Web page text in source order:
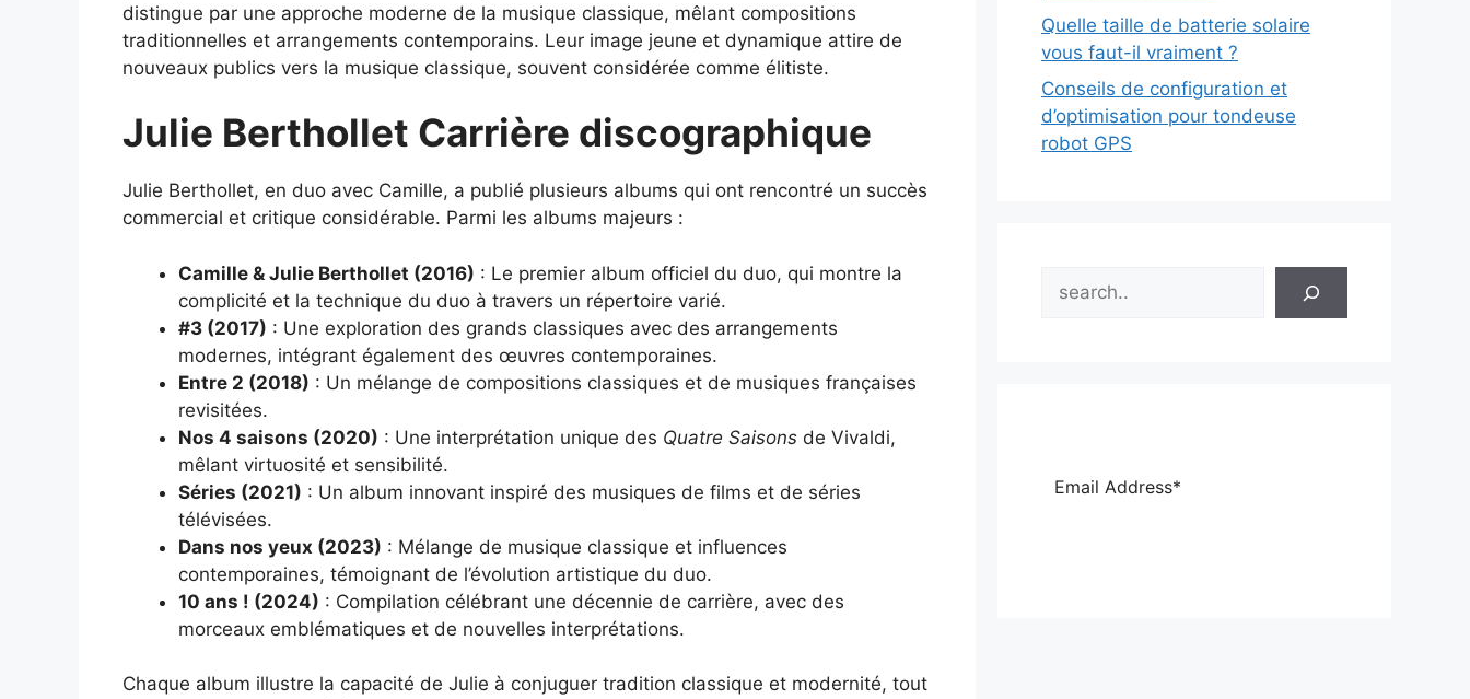
distingue par une approche moderne de la musique classique, mêlant compositions
traditionnelles et arrangements contemporains. Leur image jeune et dynamique attire de
nouveaux publics vers la musique classique, souvent considérée comme élitiste.
Julie Berthollet Carrière discographique
Julie Berthollet, en duo avec Camille, a publié plusieurs albums qui ont rencontré un succès
commercial et critique considérable. Parmi les albums majeurs :
Camille & Julie Berthollet (2016) : Le premier album officiel du duo, qui montre la
complicité et la technique du duo à travers un répertoire varié.
#3 (2017) : Une exploration des grands classiques avec des arrangements
modernes, intégrant également des œuvres contemporaines.
Entre 2 (2018) : Un mélange de compositions classiques et de musiques françaises
revisitées.
Nos 4 saisons (2020) : Une interprétation unique des Quatre Saisons de Vivaldi,
mêlant virtuosité et sensibilité.
Séries (2021) : Un album innovant inspiré des musiques de films et de séries
télévisées.
Dans nos yeux (2023) : Mélange de musique classique et influences
contemporaines, témoignant de l’évolution artistique du duo.
10 ans ! (2024) : Compilation célébrant une décennie de carrière, avec des
morceaux emblématiques et de nouvelles interprétations.
Chaque album illustre la capacité de Julie à conjuguer tradition classique et modernité, tout
Quelle taille de batterie solaire
vous faut-il vraiment ?
Conseils de configuration et
d’optimisation pour tondeuse
robot GPS